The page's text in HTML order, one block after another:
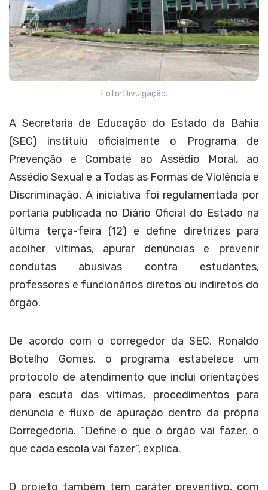
Foto: Divulgação.
A Secretaria de Educação do Estado da Bahia
(SEC) instituiu oficialmente o Programa de
Prevenção e Combate ao Assédio Moral, ao
Assédio Sexual e a Todas as Formas de Violência e
Discriminação. A iniciativa foi regulamentada por
portaria publicada no Diário Oficial do Estado na
última terça-feira (12) e define diretrizes para
acolher vítimas, apurar denúncias e prevenir
condutas abusivas contra estudantes,
professores e funcionários diretos ou indiretos do
órgão.
De acordo com o corregedor da SEC, Ronaldo
Botelho Gomes, o programa estabelece um
protocolo de atendimento que inclui orientações
para escuta das vítimas, procedimentos para
denúncia e fluxo de apuração dentro da própria
Corregedoria. “Define o que o órgão vai fazer, o
que cada escola vai fazer”, explica.
O projeto também tem caráter preventivo, com